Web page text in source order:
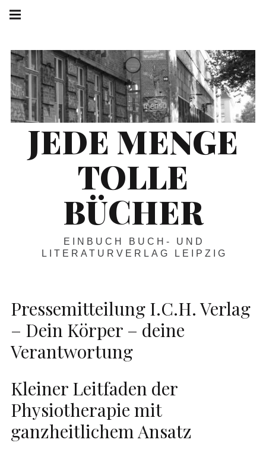
Springe
zum
JEDE MENGE
TOLLE
BÜCHER
EINBUCH BUCH- UND
LITERATURVERLAG LEIPZIG
Pressemitteilung I.C.H. Verlag
– Dein Körper – deine
Verantwortung
Kleiner Leitfaden der
Physiotherapie mit
ganzheitlichem Ansatz